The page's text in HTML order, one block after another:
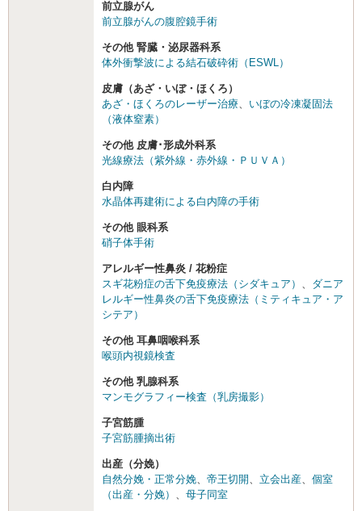
前立腺がん
前立腺がんの腹腔鏡手術
その他 腎臓・泌尿器科系
体外衝撃波による結石破砕術（ESWL）
皮膚（あざ・いぼ・ほくろ）
あざ・ほくろのレーザー治療
いぼの冷凍凝固法
（液体窒素）
その他 皮膚･形成外科系
光線療法（紫外線・赤外線・ＰＵＶＡ）
白内障
水晶体再建術による白内障の手術
その他 眼科系
硝子体手術
アレルギー性鼻炎 / 花粉症
スギ花粉症の舌下免疫療法（シダキュア）
ダニア
レルギー性鼻炎の舌下免疫療法（ミティキュア・ア
シテア）
その他 耳鼻咽喉科系
喉頭内視鏡検査
その他 乳腺科系
マンモグラフィー検査（乳房撮影）
子宮筋腫
子宮筋腫摘出術
出産（分娩）
自然分娩・正常分娩
帝王切開 立会出産
個室
（出産・分娩）
母子同室